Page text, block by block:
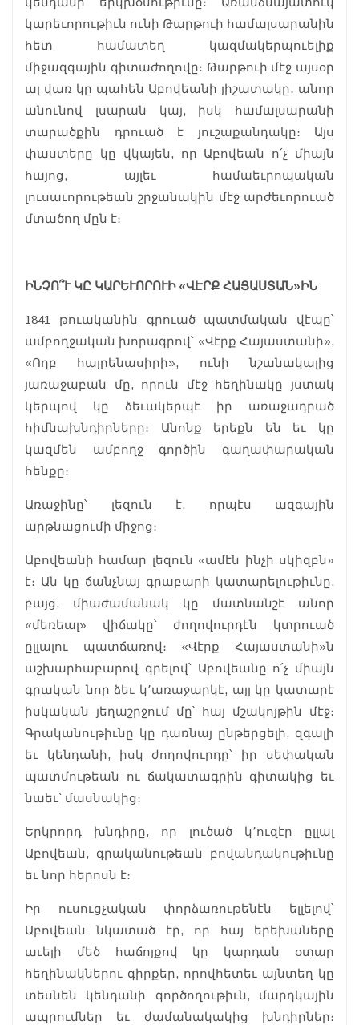
կարեւորութիւն ունի Թարթուի համալսարանին
հետ համատեղ կազմակերպուելիք
միջազգային գիտաժողովը։ Թարթուի մէջ այսօր
ալ վառ կը պահեն Աբովեանի յիշատակը․ անոր
անունով լսարան կայ, իսկ համալսարանի
տարածքին դրուած է յուշաքանդակը։ Այս
փաստերը կը վկայեն, որ Աբովեան ո՛չ միայն
հայոց, այլեւ համաեւրոպական
լուսաւորութեան շրջանակին մէջ արժեւորուած
մտածող մըն է։
ԻՆՉՈ՞Ւ ԿԸ ԿԱՐԵՒՈՐՈՒԻ «ՎԷՐՔ ՀԱՅԱՍՏԱՆ»ԻՆ
1841 թուականին գրուած պատմական վէպը՝
ամբողջական խորագրով՝ «Վէրք Հայաստանի»,
«Ողբ հայրենասիրի», ունի նշանակալից
յառաջաբան մը, որուն մէջ հեղինակը յստակ
կերպով կը ձեւակերպէ իր առաջադրած
հիմնախնդիրները։ Անոնք երեքն են եւ կը
կազմեն ամբողջ գործին գաղափարական
հենքը։
Առաջինը՝ լեզուն է, որպէս ազգային
արթնացումի միջոց։
Աբովեանի համար լեզուն «ամէն ինչի սկիզբն»
է։ Ան կը ճանչնայ գրաբարի կատարելութիւնը,
բայց, միաժամանակ կը մատնանշէ անոր
«մեռեալ» վիճակը՝ ժողովուրդէն կտրուած
ըլլալու պատճառով։ «Վէրք Հայաստանի»ն
աշխարհաբարով գրելով՝ Աբովեանը ո՛չ միայն
գրական նոր ձեւ կ՚առաջարկէ, այլ կը կատարէ
իսկական յեղաշրջում մը՝ հայ մշակոյթին մէջ։
Գրականութիւնը կը դառնայ ընթերցելի, զգալի
եւ կենդանի, իսկ ժողովուրդը՝ իր սեփական
պատմութեան ու ճակատագրին գիտակից եւ
նաեւ՝ մասնակից։
Երկրորդ խնդիրը, որ լուծած կ՚ուզէր ըլլալ
Աբովեան, գրականութեան բովանդակութիւնը
եւ նոր հերոսն է։
Իր ուսուցչական փորձառութենէն ելլելով՝
Աբովեան նկատած էր, որ հայ երեխաները
աւելի մեծ հաճոյքով կը կարդան օտար
հեղինակներու գիրքեր, որովհետեւ այնտեղ կը
տեսնեն կենդանի գործողութիւն, մարդկային
ապրումներ եւ ժամանակակից խնդիրներ։